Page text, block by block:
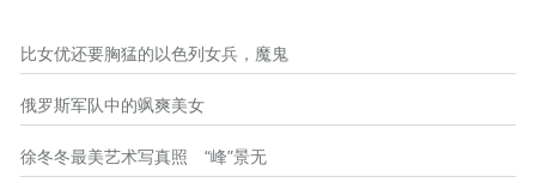
比女优还要胸猛的以色列女兵，魔鬼
俄罗斯军队中的飒爽美女
徐冬冬最美艺术写真照 “峰”景无